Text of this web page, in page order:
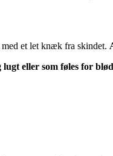
med et let knæk fra skindet.
eller som føles for